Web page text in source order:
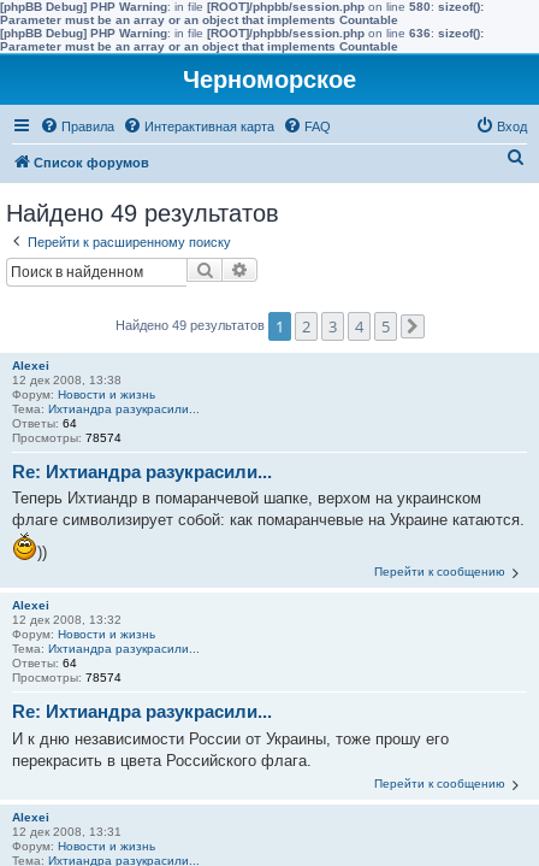
[phpBB Debug] PHP Warning: in file [ROOT]/phpbb/session.php on line 580: sizeof():
Parameter must be an array or an object that implements Countable
[phpBB Debug] PHP Warning: in file [ROOT]/phpbb/session.php on line 636: sizeof():
Parameter must be an array or an object that implements Countable
Черноморское
Правила Интерактивная карта FAQ Вход
Список форумов
Найдено 49 результатов
Перейти к расширенному поиску
Поиск
Найдено 49 результатов 1 2 3 4 5
Alexei
12 дек 2008, 13:38
Форум: Новости и жизнь
Тема: Ихтиандра разукрасили...
Ответы: 64
Просмотры: 78574
Re: Ихтиандра разукрасили...
Теперь Ихтиандр в помаранчевой шапке, верхом на украинском
флаге символизирует собой: как помаранчевые на Украине катаются.
))
Перейти к сообщению
Alexei
12 дек 2008, 13:32
Форум: Новости и жизнь
Тема: Ихтиандра разукрасили...
Ответы: 64
Просмотры: 78574
Re: Ихтиандра разукрасили...
И к дню независимости России от Украины, тоже прошу его
перекрасить в цвета Российского флага.
Перейти к сообщению
Alexei
12 дек 2008, 13:31
Форум: Новости и жизнь
Тема: Ихтиандра разукрасили...